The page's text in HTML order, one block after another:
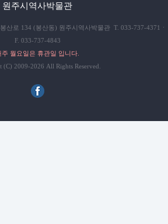
원주시역사박물관
산로 134 (봉산동) 원주시역사박물관 T. 033-737-4371ㆍ
F. 033-737-4843
주 월요일은 휴관일 입니다.
(C) 2009-2026 All Rights Reserved.